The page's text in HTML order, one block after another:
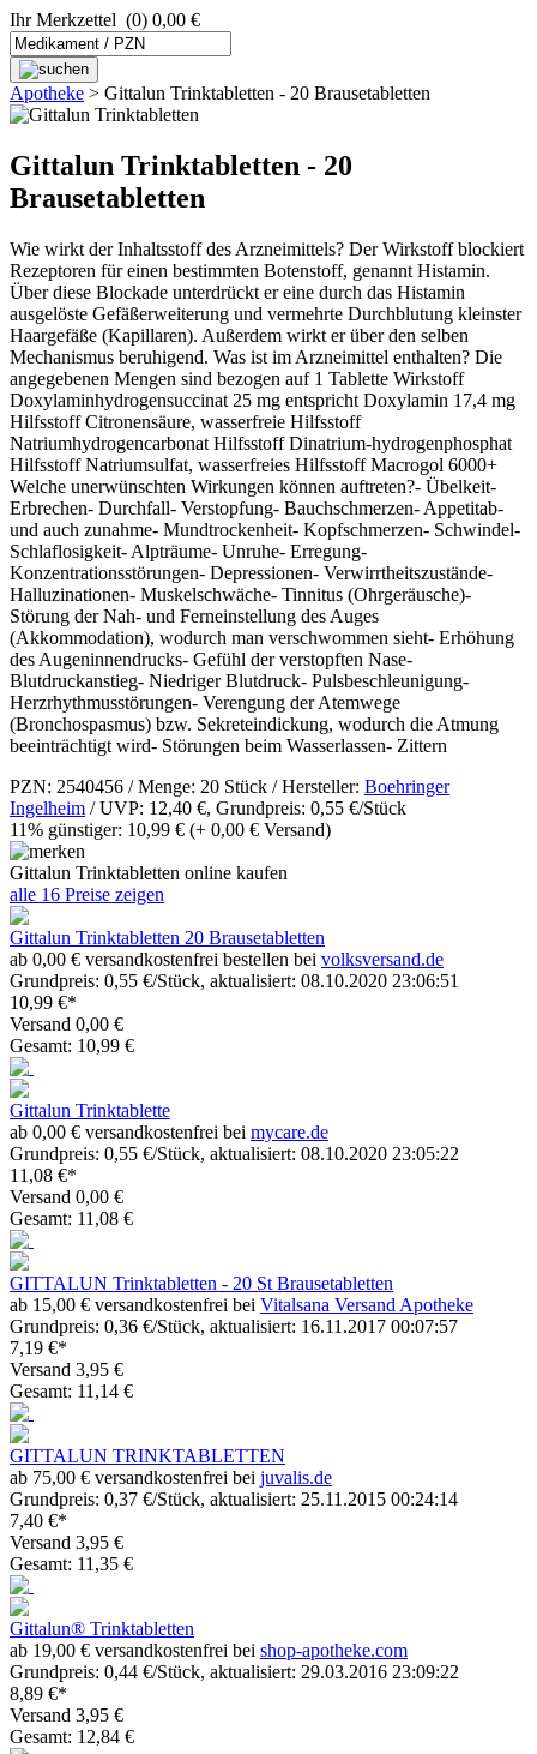
Ihr Merkzettel (0) 0,00 €
Apotheke > Gittalun Trinktabletten - 20 Brausetabletten
Gittalun Trinktabletten - 20
Brausetabletten
Wie wirkt der Inhaltsstoff des Arzneimittels? Der Wirkstoff blockiert
Rezeptoren für einen bestimmten Botenstoff, genannt Histamin.
Über diese Blockade unterdrückt er eine durch das Histamin
ausgelöste Gefäßerweiterung und vermehrte Durchblutung kleinster
Haargefäße (Kapillaren). Außerdem wirkt er über den selben
Mechanismus beruhigend. Was ist im Arzneimittel enthalten? Die
angegebenen Mengen sind bezogen auf 1 Tablette Wirkstoff
Doxylaminhydrogensuccinat 25 mg entspricht Doxylamin 17,4 mg
Hilfsstoff Citronensäure, wasserfreie Hilfsstoff
Natriumhydrogencarbonat Hilfsstoff Dinatrium-hydrogenphosphat
Hilfsstoff Natriumsulfat, wasserfreies Hilfsstoff Macrogol 6000+
Welche unerwünschten Wirkungen können auftreten?- Übelkeit-
Erbrechen- Durchfall- Verstopfung- Bauchschmerzen- Appetitab-
und auch zunahme- Mundtrockenheit- Kopfschmerzen- Schwindel-
Schlaflosigkeit- Alpträume- Unruhe- Erregung-
Konzentrationsstörungen- Depressionen- Verwirrtheitszustände-
Halluzinationen- Muskelschwäche- Tinnitus (Ohrgeräusche)-
Störung der Nah- und Ferneinstellung des Auges
(Akkommodation), wodurch man verschwommen sieht- Erhöhung
des Augeninnendrucks- Gefühl der verstopften Nase-
Blutdruckanstieg- Niedriger Blutdruck- Pulsbeschleunigung-
Herzrhythmusstörungen- Verengung der Atemwege
(Bronchospasmus) bzw. Sekreteindickung, wodurch die Atmung
beeinträchtigt wird- Störungen beim Wasserlassen- Zittern
PZN: 2540456 / Menge: 20 Stück / Hersteller: Boehringer
Ingelheim / UVP: 12,40 €, Grundpreis: 0,55 €/Stück
11% günstiger: 10,99 € (+ 0,00 € Versand)
Gittalun Trinktabletten online kaufen
alle 16 Preise zeigen
Gittalun Trinktabletten 20 Brausetabletten
ab 0,00 € versandkostenfrei bestellen bei volksversand.de
Grundpreis: 0,55 €/Stück, aktualisiert: 08.10.2020 23:06:51
10,99 €*
Versand 0,00 €
Gesamt: 10,99 €
Gittalun Trinktablette
ab 0,00 € versandkostenfrei bei mycare.de
Grundpreis: 0,55 €/Stück, aktualisiert: 08.10.2020 23:05:22
11,08 €*
Versand 0,00 €
Gesamt: 11,08 €
GITTALUN Trinktabletten - 20 St Brausetabletten
ab 15,00 € versandkostenfrei bei Vitalsana Versand Apotheke
Grundpreis: 0,36 €/Stück, aktualisiert: 16.11.2017 00:07:57
7,19 €*
Versand 3,95 €
Gesamt: 11,14 €
GITTALUN TRINKTABLETTEN
ab 75,00 € versandkostenfrei bei juvalis.de
Grundpreis: 0,37 €/Stück, aktualisiert: 25.11.2015 00:24:14
7,40 €*
Versand 3,95 €
Gesamt: 11,35 €
Gittalun® Trinktabletten
ab 19,00 € versandkostenfrei bei shop-apotheke.com
Grundpreis: 0,44 €/Stück, aktualisiert: 29.03.2016 23:09:22
8,89 €*
Versand 3,95 €
Gesamt: 12,84 €